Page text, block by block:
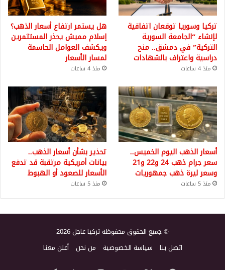
تركيا وسوريا توقعان اتفاقية
لإنشاء “الجامعة السورية
التركية” في دمشق.. منح
دراسية واعتراف بالشهادات
منذ 4 ساعات
هل يستمر ارتفاع أسعار الذهب؟
إسلام مميش يحذر المستثمرين
ويكشف العوامل الحاسمة
لمسار الأسعار
منذ 4 ساعات
أسعار الذهب اليوم الخميس..
سعر جرام ذهب 24 و22 و21
وسعر ليرة ذهب جمهوريات
منذ 5 ساعات
تحذير بشأن أسعار الذهب..
بيانات أمريكية مرتقبة قد تدفع
الأسعار للصعود أو الهبوط
منذ 5 ساعات
© جميع الحقوق محفوظة تركيا عاجل 2026
اتصل بنا سياسة الخصوصية من نحن أعلن معنا